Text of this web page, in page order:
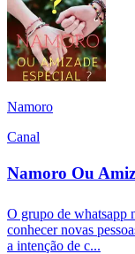
Namoro
Canal
Namoro Ou
O grupo de whatsapp
conhecer novas
a intenção de c...